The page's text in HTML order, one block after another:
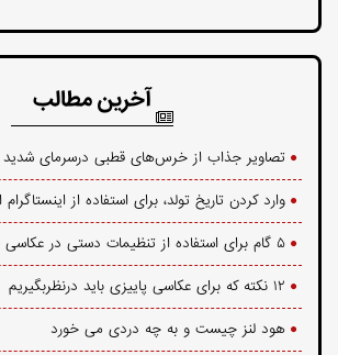
آخرین مطالب
تصاویر جذاب از خرس‌های قطبی درسرمای شدید
وارد کردن تاریخ تولد، برای استفاده از
۵ گام برای استفاده از تنظیمات دستی در عکاسی با دوربین
۱۲ نکته که برای عکاسی پاییزی باید درنظربگیریم
هود لنز چیست و به چه دردی می خورد